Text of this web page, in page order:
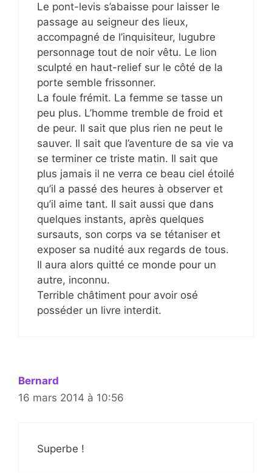
Le pont-levis s’abaisse pour laisser le
passage au seigneur des lieux,
accompagné de l’inquisiteur, lugubre
personnage tout de noir vêtu. Le lion
sculpté en haut-relief sur le côté de la
porte semble frissonner.
La foule frémit. La femme se tasse un
peu plus. L’homme tremble de froid et
de peur. Il sait que plus rien ne peut le
sauver. Il sait que l’aventure de sa vie va
se terminer ce triste matin. Il sait que
plus jamais il ne verra ce beau ciel étoilé
qu’il a passé des heures à observer et
qu’il aime tant. Il sait aussi que dans
quelques instants, après quelques
sursauts, son corps va se tétaniser et
exposer sa nudité aux regards de tous.
Il aura alors quitté ce monde pour un
autre, inconnu.
Terrible châtiment pour avoir osé
posséder un livre interdit.
Bernard
16 mars 2014 à 10:56
Superbe !